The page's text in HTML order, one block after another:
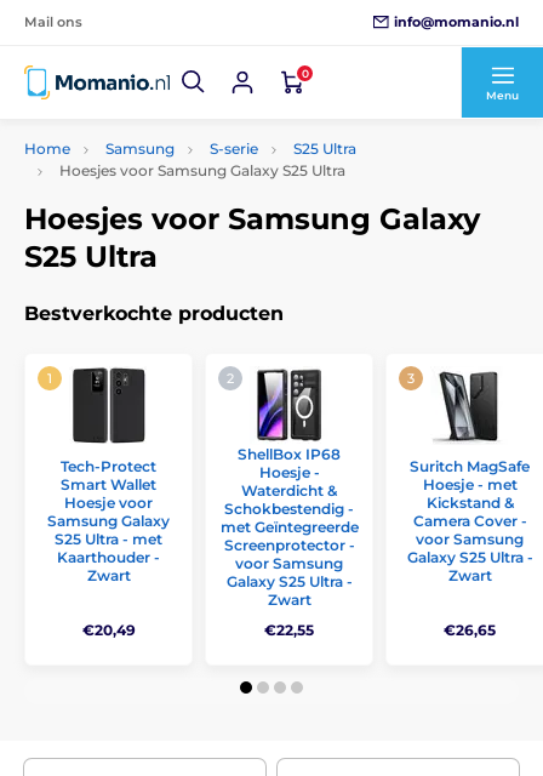
Mail ons info@momanio.nl
0
Menu
Home Samsung S-serie
S25 Ultra
Hoesjes voor Samsung Galaxy S25 Ultra
Hoesjes voor Samsung Galaxy
S25 Ultra
Bestverkochte producten
Tech-Protect
Smart Wallet
Hoesje voor
Samsung Galaxy
S25 Ultra - met
Kaarthouder -
Zwart
€20,49
ShellBox IP68
Hoesje -
Waterdicht &
Schokbestendig -
met Geïntegreerde
Screenprotector -
voor Samsung
Galaxy S25 Ultra -
Zwart
€22,55
Suritch MagSafe
Hoesje - met
Kickstand &
Camera Cover -
voor Samsung
Galaxy S25 Ultra -
Zwart
€26,65